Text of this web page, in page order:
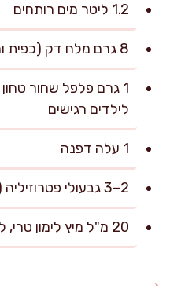
1.2 ליטר מים רותחים
8 גרם מלח דק (כפית וחצי), ועוד לפי הטעם
1 גרם פלפל שחור
לילדים רגישים
1 עלה דפנה
2–3 גבעולי פטרוזיליה (כ-10 גרם), קצוצים להגשה
20 מ"ל מיץ לימון טרי, להגשה